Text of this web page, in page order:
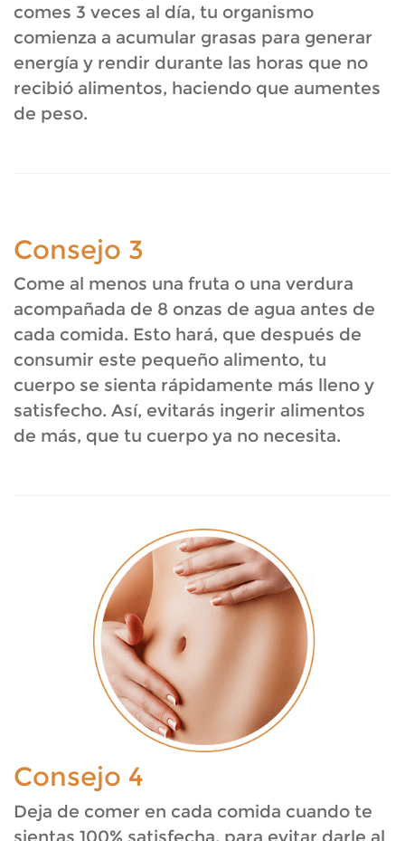
comes 3 veces al día, tu organismo
comienza a acumular grasas para generar
energía y rendir durante las horas que no
recibió alimentos, haciendo que aumentes
de peso.
Consejo 3
Come al menos una fruta o una verdura
acompañada de 8 onzas de agua antes de
cada comida. Esto hará, que después de
consumir este pequeño alimento, tu
cuerpo se sienta rápidamente más lleno y
satisfecho. Así, evitarás ingerir alimentos
de más, que tu cuerpo ya no necesita.
Consejo 4
Deja de comer en cada comida cuando te
sientas 100% satisfecha, para evitar darle al